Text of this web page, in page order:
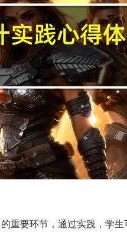
重要环节，通过实践，学生